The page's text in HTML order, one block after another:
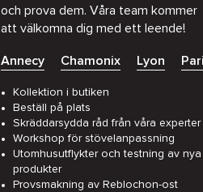
och prova dem. Våra team kommer
att välkomna dig med ett leende!
Annecy Chamonix Lyon
Kollektion i butiken
Beställ på plats
Skräddarsydda råd från våra experter
Workshop för stövelanpassning
Utomhusutflykter och testning av nya
produkter
Provsmakning av Reblochon-ost